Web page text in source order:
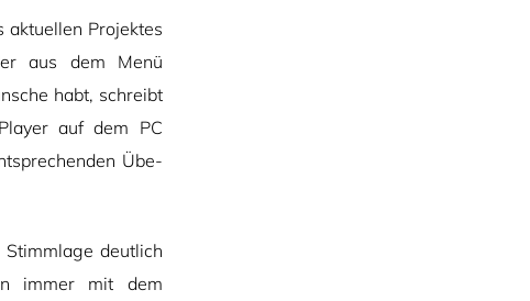
aktuellen Projektes
aus dem Menü
habt, schreibt
auf dem PC
Übe-
deutlich
immer mit dem